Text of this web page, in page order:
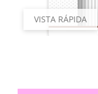
VISTA RÁPIDA